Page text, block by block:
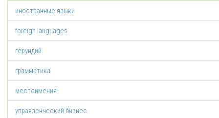
иностранные языки
foreign languages
герундий
грамматика
местоимения
управленческий бизнес